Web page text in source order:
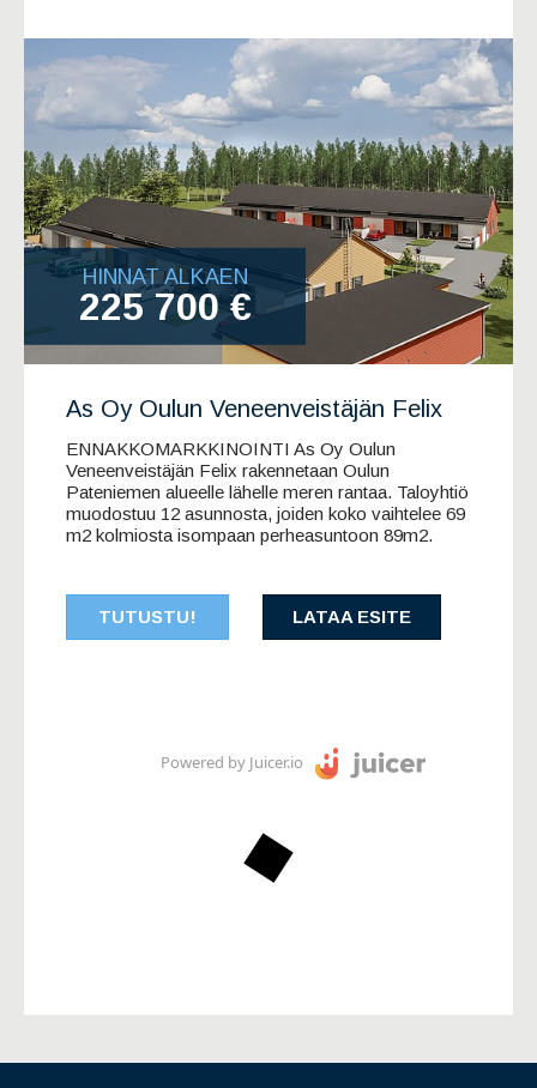
HINNAT ALKAEN
225 700 €
As Oy Oulun Veneenveistäjän Felix
ENNAKKOMARKKINOINTI As Oy Oulun
Veneenveistäjän Felix rakennetaan Oulun
Pateniemen alueelle lähelle meren rantaa. Taloyhtiö
muodostuu 12 asunnosta, joiden koko vaihtelee 69
m2 kolmiosta isompaan perheasuntoon 89m2.
TUTUSTU! LATAA ESITE
Powered by Juicer.io